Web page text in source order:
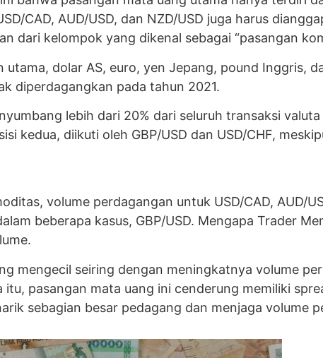
CAD, AUD/USD, dan NZD/USD juga harus
dari kelompok yang dikenal sebagai “pasangan
dolar AS, euro, yen Jepang, pound Inggris,
diperdagangkan pada tahun 2021.
lebih dari 20% dari seluruh transaksi valuta
kedua, diikuti oleh GBP/USD dan USD/CHF,
volume perdagangan untuk USD/CAD, AUD/
beberapa kasus, GBP/USD. Mengapa Trader
mengecil seiring dengan meningkatnya volume
pasangan mata uang ini cenderung memiliki
sebagian besar pedagang dan menjaga volume